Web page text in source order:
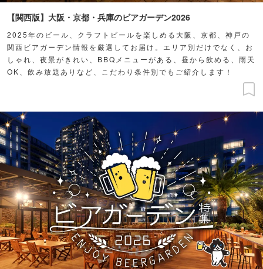
【関西版】大阪・京都・兵庫のビアガーデン2026
2025年のビール、クラフトビールを楽しめる大阪、京都、神戸の
関西ビアガーデン情報を厳選してお届け。エリア別だけでなく、お
しゃれ、夜景がきれい、BBQメニューがある、昼から飲める、雨天
OK、飲み放題ありなど、こだわり条件別でもご紹介します！